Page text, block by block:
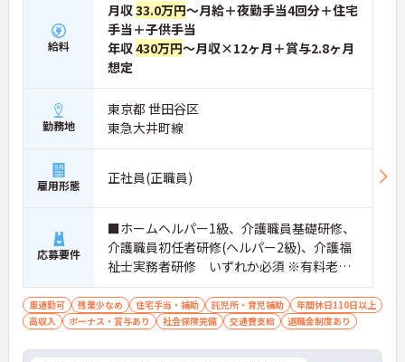
・昇格実績もあり頑張りがしっかり評価される風通
しの良い環境です
【最新設備による負担軽減と働きやすさ】
・最新の見守りシステム導入により夜勤時の巡視の
手間を大きく軽減しています
丁寧な指導を実施しています
【生活を支える充実の福利厚生】
する手当を完備しています
・1食300円で施設と同じ食事が食べられる食事補助
制度を利用できます ・徒歩や自転車の通勤手当も用
意しています
給料
月収33.0万円～月給＋夜勤手当4回分＋住宅
手当＋子供手当
年収430万円～月収×12ヶ月＋賞与2.8ヶ月
想定
勤務地
東京都 世田谷区
東急大井町線
雇用形態 正社員(正職員)
応募要件
■ホームヘルパー1級、介護職員基礎研修、
介護職員初任者研修(ヘルパー2級)、介護福
祉士実務者研修 いずれか必須 ※有料老人
ホーム経験者歓迎
車通勤可 残業少なめ 住宅手当・補助 託児所・育児補助
年間休日110日以上
高収入
ボーナス・賞与あり 社会保険完備 交通費支給 退職金制度あり